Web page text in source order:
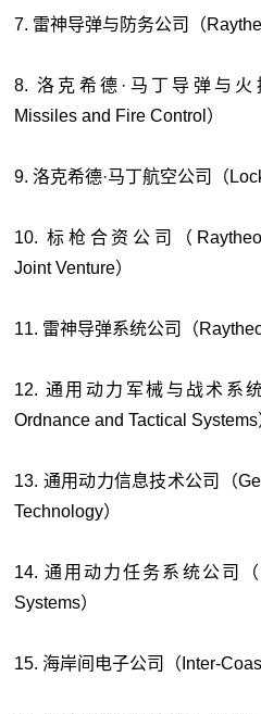
7. 雷神导弹与防务公司（
8. 洛克希德·马丁导弹与火
Missiles and Fire Control）
9. 洛克希德·马丁航空公司（
10. 标枪合资公司（
Joint Venture）
11. 雷神导弹系统公司（
12. 通用动力军械与战术系
Ordnance and Tactical Systems
13. 通用动力信息技术公司（
Technology）
14. 通用动力任务系统公司（
Systems）
15. 海岸间电子公司（Inter-